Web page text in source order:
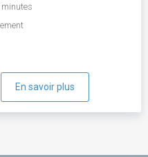
En savoir plus